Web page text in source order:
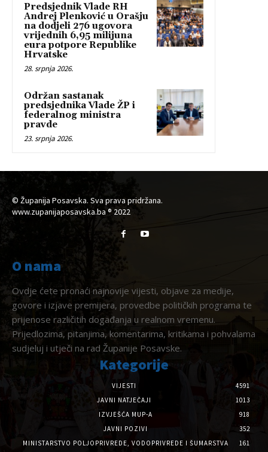
Predsjednik Vlade RH
Andrej Plenković u Orašju
na dodjeli 276 ugovora
vrijednih 6,95 milijuna
eura potpore Republike
Hrvatske
28. srpnja 2026.
Održan sastanak
predsjednika Vlade ŽP i
federalnog ministra
pravde
23. srpnja 2026.
© Županija Posavska. Sva prava pridržana.
www.zupanijaposavska.ba ® 2022
O nama
Ovdje ćete pronaći najnovije vijesti, objave za medije,
govore i izjave premijera, provedbe političkih programa te
prijenose različitih događanja u realnom vremenu.
Prijedlozima, pitanjima, komentarima, kritikama i pohvalama
sudjeluj i utječi na rad Županije Posavske.
Kategorije
VIJESTI
4591
JAVNI NATJEČAJI
1013
IZVJEŠĆA MUP-A
918
JAVNI POZIVI
352
MINISTARSTVO POLJOPRIVREDE, VODOPRIVREDE I ŠUMARSTVA
161